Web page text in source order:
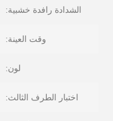
الشدادة رافدة خشبية:
وقت العينة:
لون:
اختبار الطرف الثالث: